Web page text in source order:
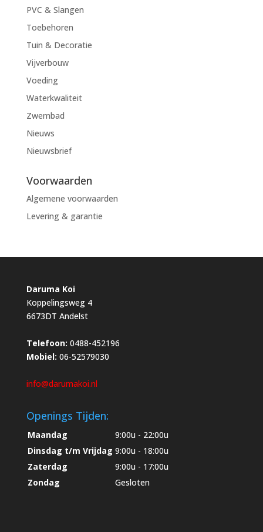
PVC & Slangen
Toebehoren
Tuin & Decoratie
Vijverbouw
Voeding
Waterkwaliteit
Zwembad
Nieuws
Nieuwsbrief
Voorwaarden
Algemene voorwaarden
Levering & garantie
Daruma Koi
Koppelingsweg 4
6673DT Andelst
Telefoon: 0488-452196
Mobiel: 06-52579030
info@darumakoi.nl
Openings Tijden:
Maandag
9:00u - 22:00u
Dinsdag t/m Vrijdag 9:00u - 18:00u
Zaterdag
9:00u - 17:00u
Zondag
Gesloten